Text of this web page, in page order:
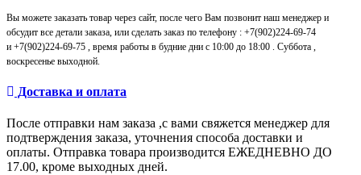
Вы можете заказать товар через сайт, после чего Вам позвонит наш менеджер и
обсудит все детали заказа, или сделать заказ по телефону : +7(902)224-69-74
и +7(902)224-69-75
, время работы в будние дни с 10:00 до 18:00 . Суббота ,
воскресенье выходной.
Доставка и оплата
После отправки нам заказа ,с вами свяжется менеджер для
подтверждения заказа, уточнения способа доставки и
оплаты. Отправка товара производится ЕЖЕДНЕВНО ДО
17.00, кроме выходных дней.